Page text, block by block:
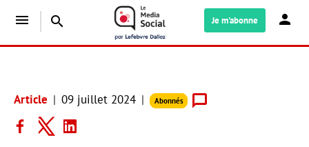
menu search Je m'abonne
Article 09 juillet 2024 Abonnés